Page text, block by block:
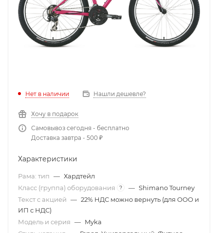
Нет в наличии Нашли дешевле?
Хочу в подарок
Самовывоз сегодня - бесплатно
Доставка завтра - 500 ₽
Характеристики
Рама: тип — Хардтейл
Класс (группа) оборудования
? — Shimano Tourney
Текст с акцией — 22% НДС можно вернуть (для ООО и
ИП с НДС)
Модель и серия — Myka